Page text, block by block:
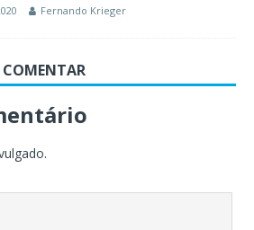
Fernando Krieger
COMENTAR